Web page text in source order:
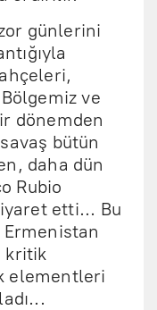
günlerini
ve
dönemden
bütün
daha dün
Rubio
etti... Bu
Ermenistan
kritik
elementleri